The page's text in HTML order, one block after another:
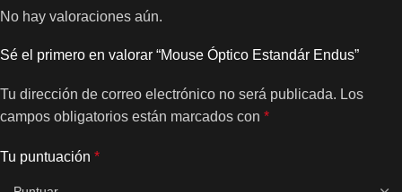
No hay valoraciones aún.
Sé el primero en valorar “Mouse Óptico Estandár Endus”
Tu dirección de correo electrónico no será publicada. Los
campos obligatorios están marcados con *
Tu puntuación *